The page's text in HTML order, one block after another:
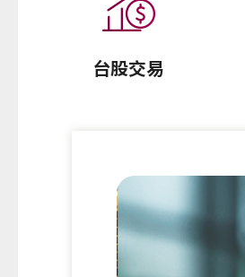
台股交易